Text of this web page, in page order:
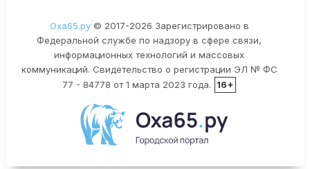
Оха65.ру© 2017-2026 Зарегистрировано в
Федеральной службе по надзору в сфере связи,
информационных технологий и массовых
коммуникаций. Свидетельство о регистрации ЭЛ № ФС
77 - 84778 от 1 марта 2023 года.
16+